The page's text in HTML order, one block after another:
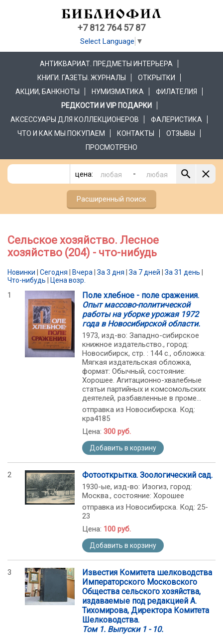
+7 812 764 57 87
Select Language ▼
АНТИКВАРИАТ. ПРЕДМЕТЫ ИНТЕРЬЕРА
КНИГИ. ГАЗЕТЫ. ЖУРНАЛЫ
ОТКРЫТКИ
АКЦИИ, БАНКНОТЫ
НУМИЗМАТИКА
ФИЛАТЕЛИЯ
РЕДКОСТИ И VIP ПОДАРКИ
АКСЕССУАРЫ ДЛЯ КОЛЛЕКЦИОНЕРОВ
ФАЛЕРИСТИКА
ЧТО И КАК МЫ ПОКУПАЕМ
КОНТАКТЫ
ОТЗЫВЫ
ПРОСМОТРЕНО
цена: -
Расширенный поиск
Сельское хозяйство. Лесное
хозяйство (204) - что-нибудь
Новинки Сегодня Вчера За 3 дня За 7 дней За 31 день
Что-нибудь
Цена возр.
1
Поле хлебное - поле сражения.
Опыт массово-политической
работы на уборке урожая 1972
года в Новосибирской области.
1973, изд-во: Западно-сибирское
книжное издательство., город:
Новосибирск, стр. : 144 с., обложка:
Мягкая издательская обложка,
формат: Обычный, состояние:
Хорошее. Агитационно-хвалебные
статьи партийных и комсомольских
деятелей, разбавленные в проме...
отправка из Новосибирска. Код:
кра4185
Цена: 300 руб.
Добавить в корзину
2 Фотооткрытка. Зоологический сад.
1930-ые, изд-во: Изогиз, город:
Москва., состояние: Хорошее
отправка из Новосибирска. Код: 25-
23
Цена: 100 руб.
Добавить в корзину
3
Известия Комитета шелководства
Императорского Московского
Общества сельского хозяйства,
издаваемые под редакцией А.
Тихомирова, Директора Комитета
Шелководства.
Том 1. Выпуски 1 - 10.